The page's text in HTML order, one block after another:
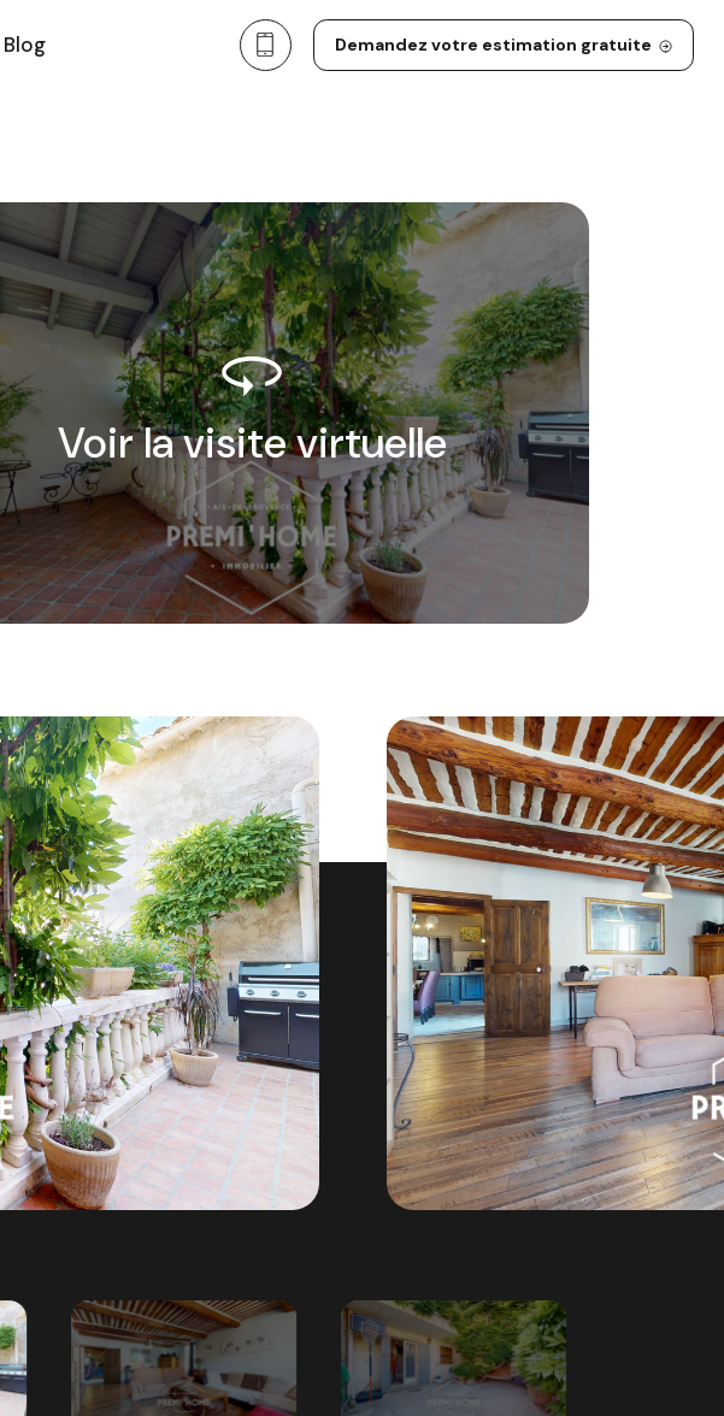
Blog Demandez votre estimation gratuite
Voir la visite virtuelle